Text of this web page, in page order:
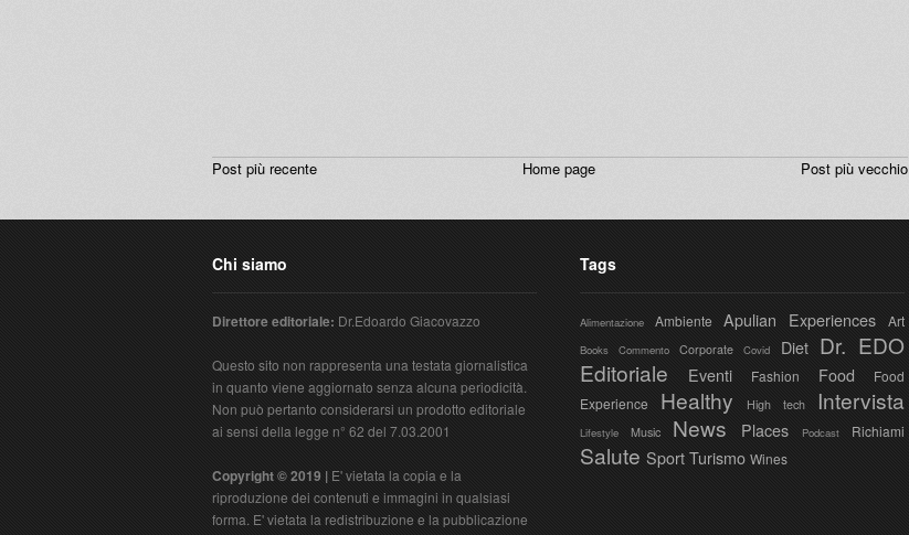
Post più recente Home page Post più vecchio
Chi siamo
Direttore editoriale: Dr.Edoardo Giacovazzo
Questo sito non rappresenta una testata giornalistica
in quanto viene aggiornato senza alcuna periodicità.
Non può pertanto considerarsi un prodotto editoriale
ai sensi della legge n° 62 del 7.03.2001
Copyright © 2019 | E' vietata la copia e la
riproduzione dei contenuti e immagini in qualsiasi
forma. E' vietata la redistribuzione e la pubblicazione
Tags
Alimentazione Ambiente Apulian Experiences Art
Books Commento Corporate Covid Diet Dr. EDO
Editoriale
Eventi Fashion Food
Food
Experience
Healthy High tech Intervista
Lifestyle Music News Places Podcast Richiami
Salute Sport Turismo Wines